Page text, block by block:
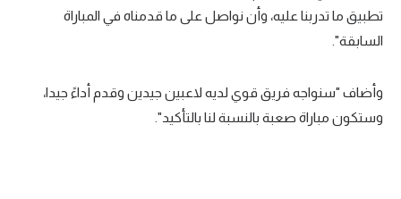
سعودي في الجول
الدوري الإسباني
دوري أبطال أوروبا
تطبيق ما تدربنا عليه، وأن نواصل على ما قدمناه في المباراة
السابقة".
وأضاف "سنواجه فريق قوي لديه لاعبين جيدين وقدم أداءً جيدا،
وستكون مباراة صعبة بالنسبة لنا بالتأكيد".